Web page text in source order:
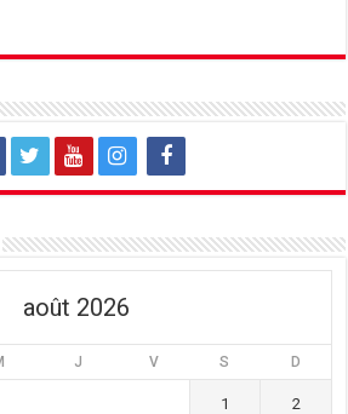
août 2026
J V S D
1 2